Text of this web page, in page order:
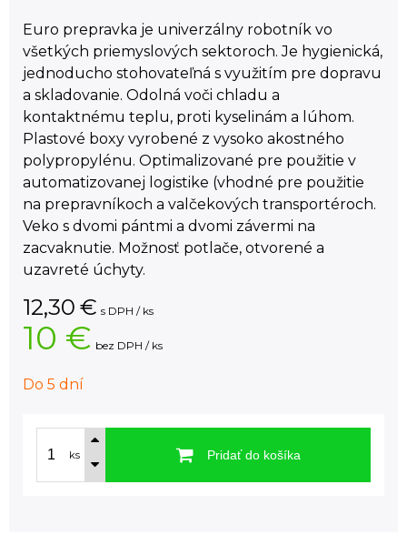
Euro prepravka je univerzálny robotník vo
všetkých priemyslových sektoroch. Je hygienická,
jednoducho stohovateľná s využitím pre dopravu
a skladovanie. Odolná voči chladu a
kontaktnému teplu, proti kyselinám a lúhom.
Plastové boxy vyrobené z vysoko akostného
polypropylénu. Optimalizované pre použitie v
automatizovanej logistike (vhodné pre použitie
na prepravníkoch a valčekových transportéroch.
Veko s dvomi pántmi a dvomi závermi na
zacvaknutie. Možnosť potlače, otvorené a
uzavreté úchyty.
12,30 € s DPH / ks
10 € bez DPH / ks
Do 5 dní
ks Pridať do košíka